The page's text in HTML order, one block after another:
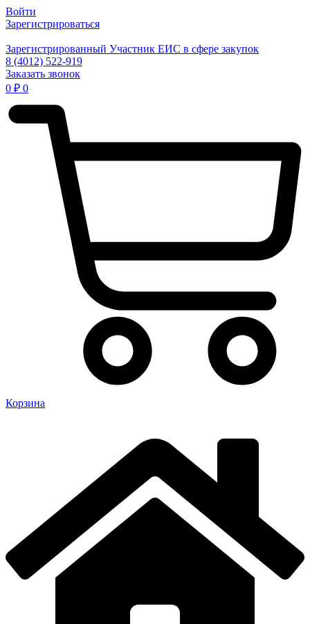
Войти
Зарегистрироваться
Зарегистрированный Участник ЕИС в сфере закупок
8 (4012) 522-919
Заказать звонок
0 ₽ 0
Корзина